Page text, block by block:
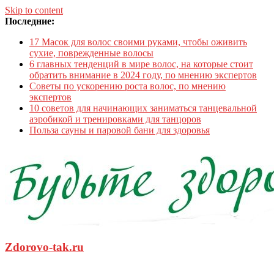
Skip to content
Последние:
17 Масок для волос своими руками, чтобы оживить
сухие, поврежденные волосы
6 главных тенденций в мире волос, на которые стоит
обратить внимание в 2024 году, по мнению экспертов
Советы по ускорению роста волос, по мнению
экспертов
10 советов для начинающих заниматься танцевальной
аэробикой и тренировками для танцоров
Польза сауны и паровой бани для здоровья
Zdorovo-tak.ru